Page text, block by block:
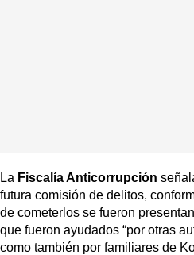
La Fiscalía Anticorrupción
futura comisión de delitos,
de cometerlos se fueron
que fueron ayudados “por otras
como también por familiares de